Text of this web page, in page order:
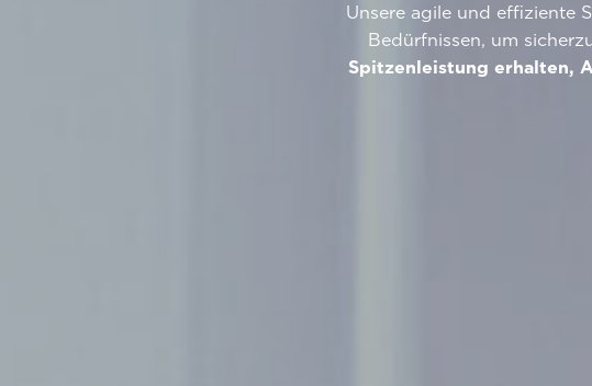
Unsere agile und effiziente
Bedürfnissen, um
Spitzenleistung erhalten,